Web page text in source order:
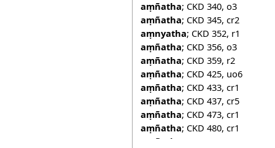
aṃñatha; CKD 340, o3
aṃñatha; CKD 345, cr2
aṃnyatha; CKD 352, r1
aṃñatha; CKD 356, o3
aṃñatha; CKD 359, r2
aṃñatha; CKD 425, uo6
aṃñatha; CKD 433, cr1
aṃñatha; CKD 437, cr5
aṃñatha; CKD 473, cr1
aṃñatha; CKD 480, cr1
aṃñatha